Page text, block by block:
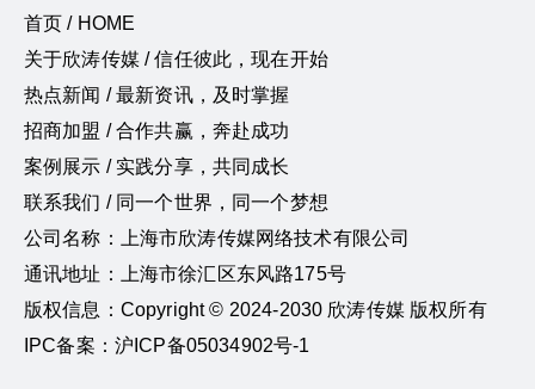
首页 / HOME
关于欣涛传媒 / 信任彼此，现在开始
热点新闻 / 最新资讯，及时掌握
招商加盟 / 合作共赢，奔赴成功
案例展示 / 实践分享，共同成长
联系我们 / 同一个世界，同一个梦想
公司名称：上海市欣涛传媒网络技术有限公司
通讯地址：上海市徐汇区东风路175号
版权信息：Copyright © 2024-2030 欣涛传媒 版权所有
IPC备案：沪ICP备05034902号-1